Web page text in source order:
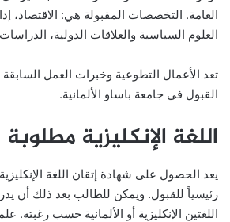
العامة. التخصصات المقبولة هي: الاقتصاد،
العلوم السياسية والعلاقات الدولية، الدراسات
تعد الأعمال التطوعية وخبرات العمل
القبول في جامعة باساو الألمانية.
اللغة الإنكليزية مطلوبة
رئيسياً للقبول. ويمكن للطالب بعد ذلك أن
اللغتين الإنكليزية أو الألمانية حسب رغبته.